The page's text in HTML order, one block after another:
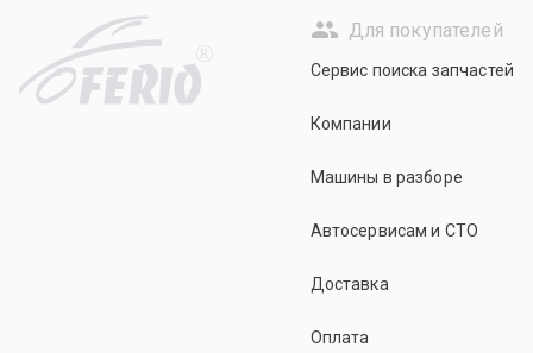
R
Для покупателей
Сервис поиска запчастей
Компании
Машины в разборе
Автосервисам и СТО
Доставка
Оплата